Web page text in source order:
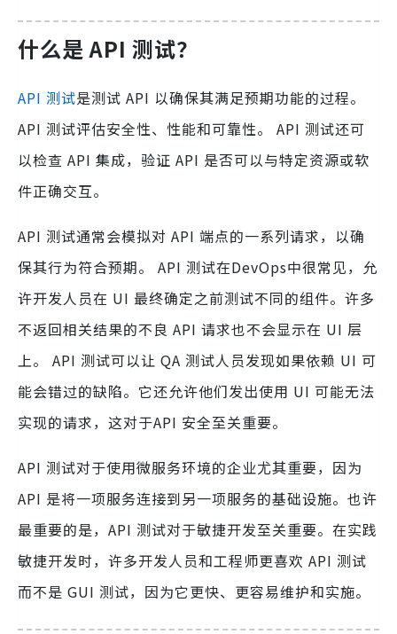
什么是 API 测试？
API 测试是测试 API 以确保其满足预期功能的过程。
API 测试评估安全性、性能和可靠性。 API 测试还可
以检查 API 集成，验证 API 是否可以与特定资源或软
件正确交互。
API 测试通常会模拟对 API 端点的一系列请求，以确
保其行为符合预期。 API 测试在DevOps中很常见，允
许开发人员在 UI 最终确定之前测试不同的组件。许多
不返回相关结果的不良 API 请求也不会显示在 UI 层
上。 API 测试可以让 QA 测试人员发现如果依赖 UI 可
能会错过的缺陷。它还允许他们发出使用 UI 可能无法
实现的请求，这对于API 安全至关重要。
API 测试对于使用微服务环境的企业尤其重要，因为
API 是将一项服务连接到另一项服务的基础设施。也许
最重要的是，API 测试对于敏捷开发至关重要。在实践
敏捷开发时，许多开发人员和工程师更喜欢 API 测试
而不是 GUI 测试，因为它更快、更容易维护和实施。